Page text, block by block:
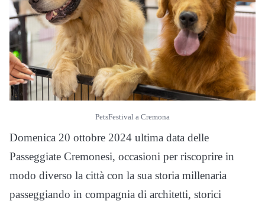
PetsFestival a Cremona
Domenica 20 ottobre 2024 ultima data delle
Passeggiate Cremonesi, occasioni per riscoprire in
modo diverso la città con la sua storia millenaria
passeggiando in compagnia di architetti, storici